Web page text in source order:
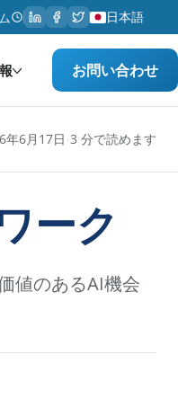
日本語
お問い合わせ
年6月17日 ·3 分で読めます
ーク
値のあるAI機会